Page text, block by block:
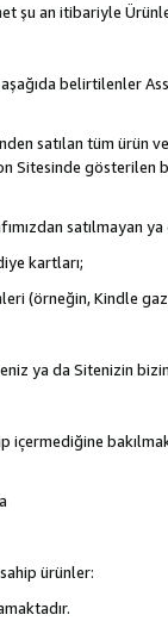
şu an itibariyle
belirtilenler
satılan tüm ürün
Sitesinde gösterilen
satılmayan
kartları;
(örneğin, Kindle
ya da Sitenizin
ürünler: